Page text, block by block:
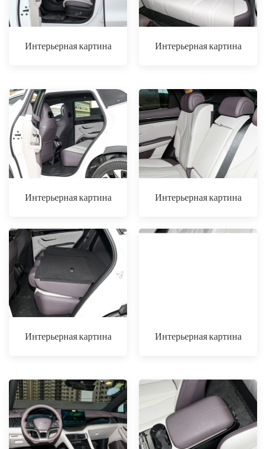
Интерьерная картина Интерьерная картина
Интерьерная картина Интерьерная картина
Интерьерная картина Интерьерная картина